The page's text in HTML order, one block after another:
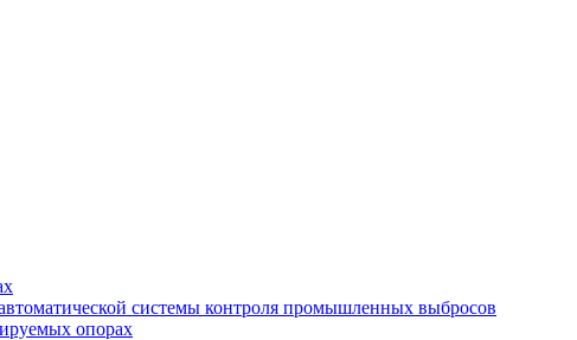
системы контроля промышленных выбросов
опорах